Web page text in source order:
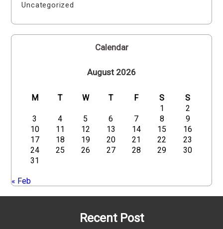
Uncategorized
Calendar
August 2026
M T W T F S
S
1
2
3
4 5 6 7 8
9
10
11 12 13 14 15
16
17
18 19 20 21 22
23
24
25 26 27 28 29
30
31
« Feb
Recent Post